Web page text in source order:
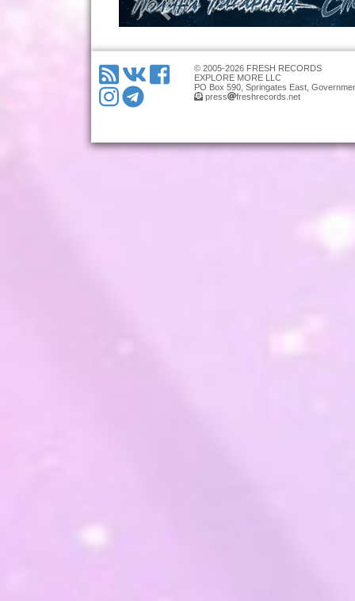
© 2005-2026 FRESH RECORDS
EXPLORE MORE LLC
PO Box 590, Springates East,
press
freshrecords.net